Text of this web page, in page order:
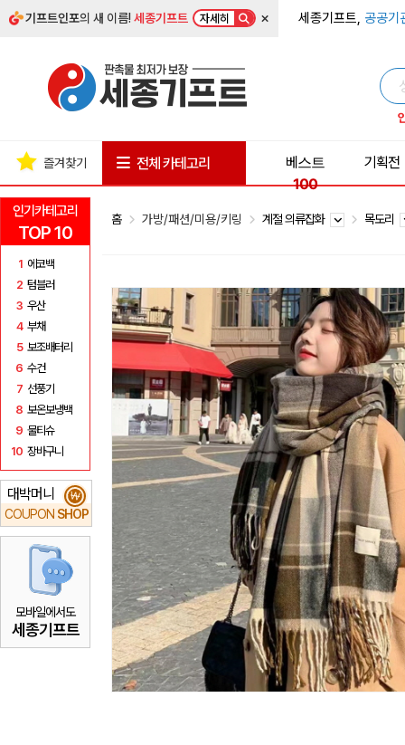
기프트인포의 새 이름!세종기프트 자세히 × 세종기프트, 공공기
인기카테고리
TOP 10
1 에코백
2 텀블러
3 우산
4 부채
5 보조배터리
6 수건
7 선풍기
8 보온보냉백
9 물티슈
10 장바구니
대박머니
COUPON SHOP
₩
모바일에서도
세종기프트
즐겨찾기 전체 카테고리
베스트
100
기획전
홈 가방/패션/미용/키링 계절 의류잡화 목도리